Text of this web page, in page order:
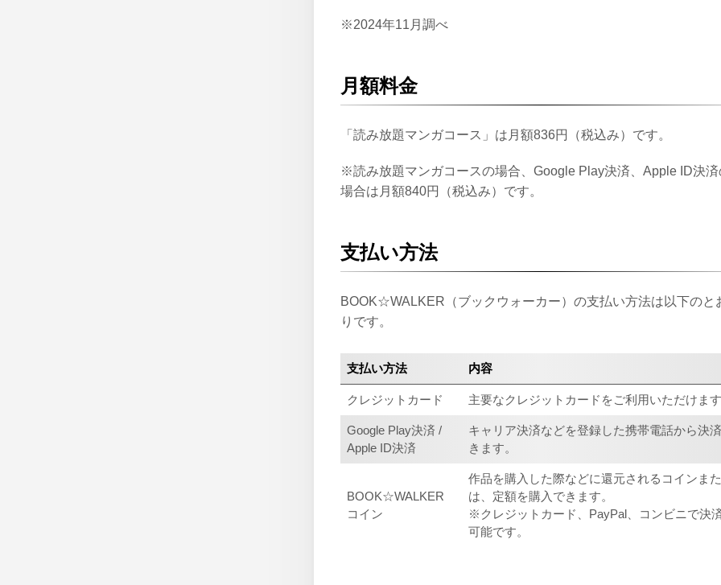
※2024年11月調べ
月額料金
「読み放題マンガコース」は月額836円（税込み）です。
※読み放題マンガコースの場合、Google Play決済、Apple ID決済
場合は月額840円（税込み）です。
支払い方法
BOOK☆WALKER（ブックウォーカー）の支払い方法は以下のと
りです。
支払い方法 内容
クレジットカード 主要なクレジットカードをご利用いただけま
Google Play決済 /
Apple ID決済
キャリア決済などを登録した携帯電話から決
きます。
BOOK☆WALKER
コイン
作品を購入した際などに還元されるコインま
は、定額を購入できます。
※クレジットカード、PayPal、コンビニで決
可能です。